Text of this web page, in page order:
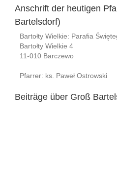
Anschrift der heutigen
Bartelsdorf)
Bartołty Wielkie: Parafia
Bartołty Wielkie 4
11-010 Barczewo
Pfarrer: ks. Paweł Ostrowski
Beiträge über Groß